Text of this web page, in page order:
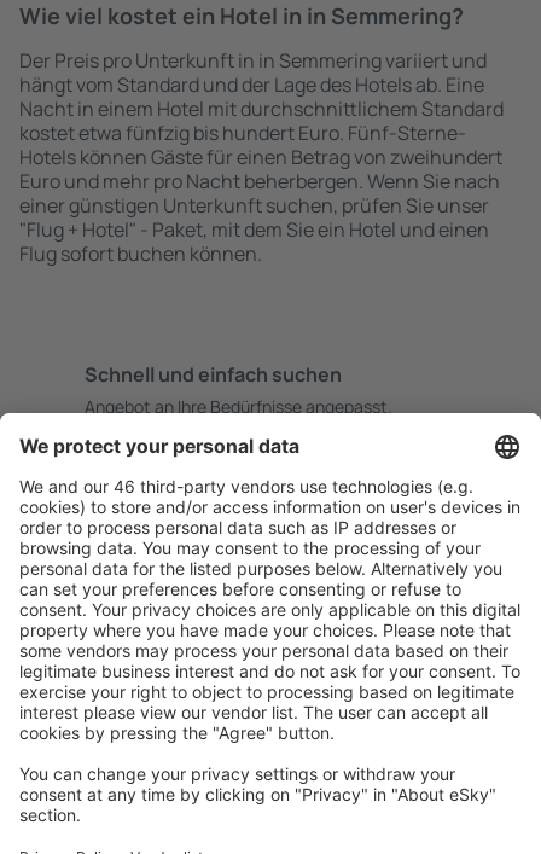
Wie viel kostet ein Hotel in in Semmering?
Der Preis pro Unterkunft in in Semmering variiert und
hängt vom Standard und der Lage des Hotels ab. Eine
Nacht in einem Hotel mit durchschnittlichem Standard
kostet etwa fünfzig bis hundert Euro. Fünf-Sterne-
Hotels können Gäste für einen Betrag von zweihundert
Euro und mehr pro Nacht beherbergen. Wenn Sie nach
einer günstigen Unterkunft suchen, prüfen Sie unser
"Flug + Hotel" - Paket, mit dem Sie ein Hotel und einen
Flug sofort buchen können.
Schnell und einfach suchen
Angebot an Ihre Bedürfnisse angepasst.
Sicher planen
Buchen ohne Sorgen mit einer kostenlosen
Stornierungsoption.
Mehr sparen
Attraktive Preise und Spezialangebote für eingeloggte
Benutzer.
Unterkünfte, die Sie mögen
Wählen Sie aus über 1,3 Millionen Unterkünften: Hotels,